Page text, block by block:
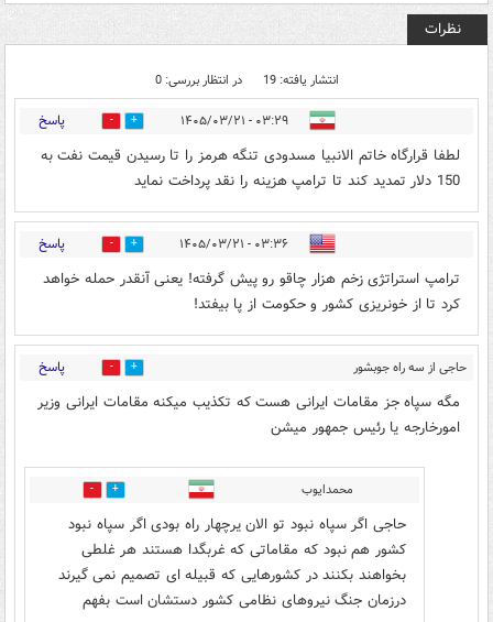
نظرات
انتشار یافته: 19 در انتظار بررسی: 0
۰۳:۲۹ - ۱۴۰۵/۰۳/۲۱ 5 پاسخ
لطفا قرارگاه خاتم الانبیا مسدودی تنگه هرمز را تا رسیدن قیمت نفت به
150 دلار تمدید کند تا ترامپ هزینه را نقد پرداخت نماید
۰۳:۳۶ - ۱۴۰۵/۰۳/۲۱ 7 پاسخ
ترامپ استراتژی زخم هزار چاقو رو پیش گرفته! یعنی آنقدر حمله خواهد
کرد تا از خونریزی کشور و حکومت از پا بیفتد!
حاجی از سه راه جوبشور
قم
۰۳:۵۸ - ۱۴۰۵/۰۳/۲۱
6 پاسخ
مگه سپاه جز مقامات ایرانی هست که تکذیب میکنه مقامات ایرانی وزیر
امورخارجه یا رئیس جمهور میشن
محمدایوب 10
حاجی اگر سپاه نبود تو الان یرچهار راه بودی اگر سپاه نبود
کشور هم نبود که مقاماتی که غربگدا هستند هر غلطی
بخواهند بکنند در کشورهایی که قبیله ای تصمیم نمی گیرند
درزمان جنگ نیروهای نظامی کشور دستشان است بفهم